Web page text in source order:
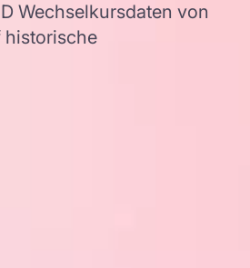
Wechselkursdaten von
historische